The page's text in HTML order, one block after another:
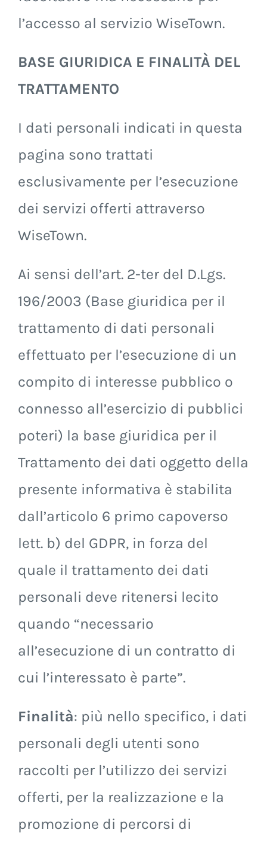
l’accesso al servizio WiseTown.
BASE GIURIDICA E FINALITÀ DEL
TRATTAMENTO
I dati personali indicati in questa
pagina sono trattati
esclusivamente per l’esecuzione
dei servizi offerti attraverso
WiseTown.
Ai sensi dell’art. 2-ter del D.Lgs.
196/2003 (Base giuridica per il
trattamento di dati personali
effettuato per l’esecuzione di un
compito di interesse pubblico o
connesso all’esercizio di pubblici
poteri) la base giuridica per il
Trattamento dei dati oggetto della
presente informativa è stabilita
dall’articolo 6 primo capoverso
lett. b) del GDPR, in forza del
quale il trattamento dei dati
personali deve ritenersi lecito
quando “necessario
all’esecuzione di un contratto di
cui l’interessato è parte”.
Finalità: più nello specifico, i dati
personali degli utenti sono
raccolti per l’utilizzo dei servizi
offerti, per la realizzazione e la
promozione di percorsi di